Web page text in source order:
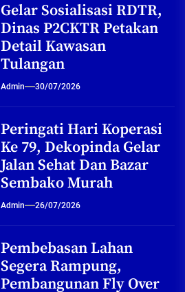
Gelar Sosialisasi RDTR,
Dinas P2CKTR Petakan
Detail Kawasan
Tulangan
Admin 30/07/2026
Peringati Hari Koperasi
Ke 79, Dekopinda Gelar
Jalan Sehat Dan Bazar
Sembako Murah
Admin 26/07/2026
Pembebasan Lahan
Segera Rampung,
Pembangunan Fly Over